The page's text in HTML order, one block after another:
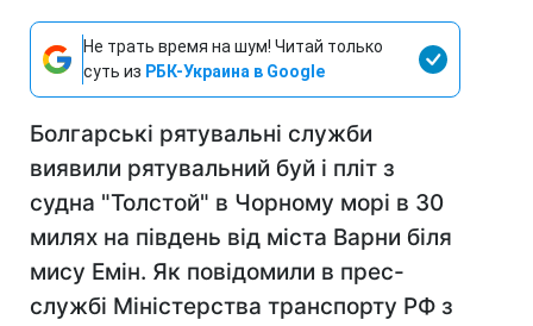
Не трать время на шум! Читай только
суть из РБК-Украина в Google
Болгарські рятувальні служби
виявили рятувальний буй і пліт з
судна "Толстой" в Чорному морі в 30
милях на південь від міста Варни біля
мису Емін. Як повідомили в прес-
службі Міністерства транспорту РФ з